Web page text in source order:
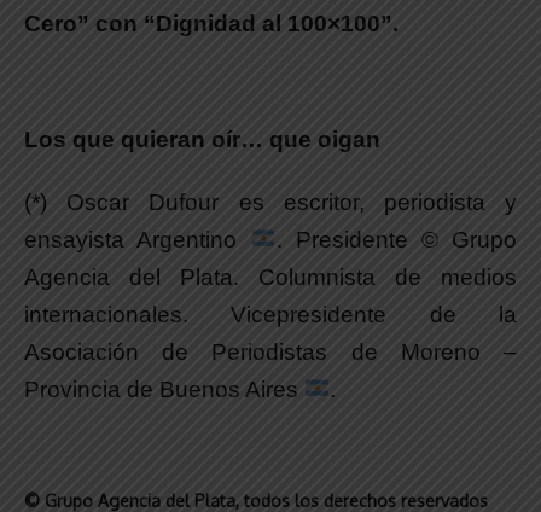
Cero” con “Dignidad al 100×100”.
Los que quieran oír… que oigan
(*) Oscar Dufour es escritor, periodista y
ensayista Argentino
. Presidente © Grupo
Agencia del Plata. Columnista de medios
internacionales. Vicepresidente de la
Asociación de Periodistas de Moreno –
Provincia de Buenos Aires
.
© Grupo Agencia del Plata, todos los derechos reservados